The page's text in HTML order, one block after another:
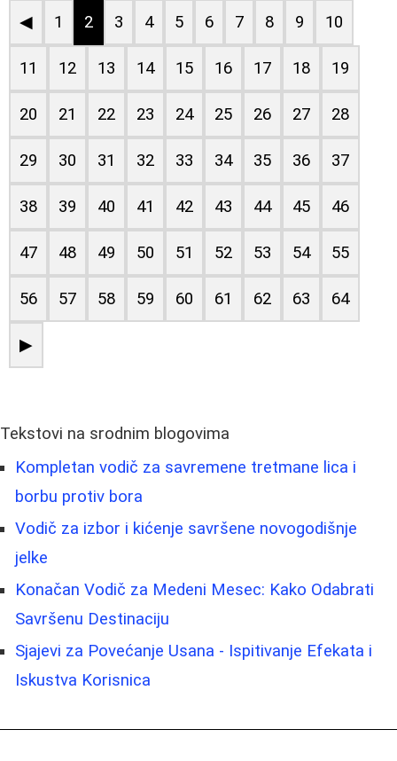
◀ 1 2 3 4 5 6 7 8 9 10
11 12 13 14 15 16 17 18 19
20 21 22 23 24 25 26 27 28
29 30 31 32 33 34 35 36 37
38 39 40 41 42 43 44 45 46
47 48 49 50 51 52 53 54 55
56 57 58 59 60 61 62 63 64
▶
Tekstovi na srodnim blogovima
Kompletan vodič za savremene tretmane lica i
borbu protiv bora
Vodič za izbor i kićenje savršene novogodišnje
jelke
Konačan Vodič za Medeni Mesec: Kako Odabrati
Savršenu Destinaciju
Sjajevi za Povećanje Usana - Ispitivanje Efekata i
Iskustva Korisnica